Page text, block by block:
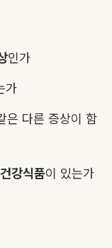
인가
가
은 다른 증상이 함
강식품이 있는가